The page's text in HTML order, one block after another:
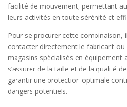
facilité de mouvement, permettant
leurs activités en toute sérénité et
Pour se procurer cette combinaison,
contacter directement le fabricant ou
magasins spécialisés en équipement
s’assurer de la taille et de la qualité
garantir une protection optimale
dangers potentiels.